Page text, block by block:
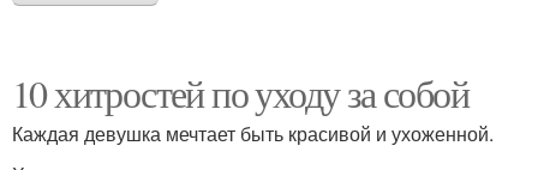
10 хитростей по уходу за собой
Каждая девушка мечтает быть красивой и ухоженной.